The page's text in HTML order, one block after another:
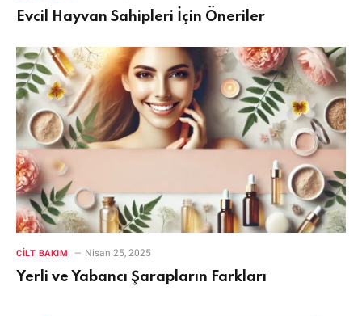
Evcil Hayvan Sahipleri İçin Öneriler
CILT BAKIM Nisan 25, 2025
Yerli ve Yabancı Şarapların Farkları